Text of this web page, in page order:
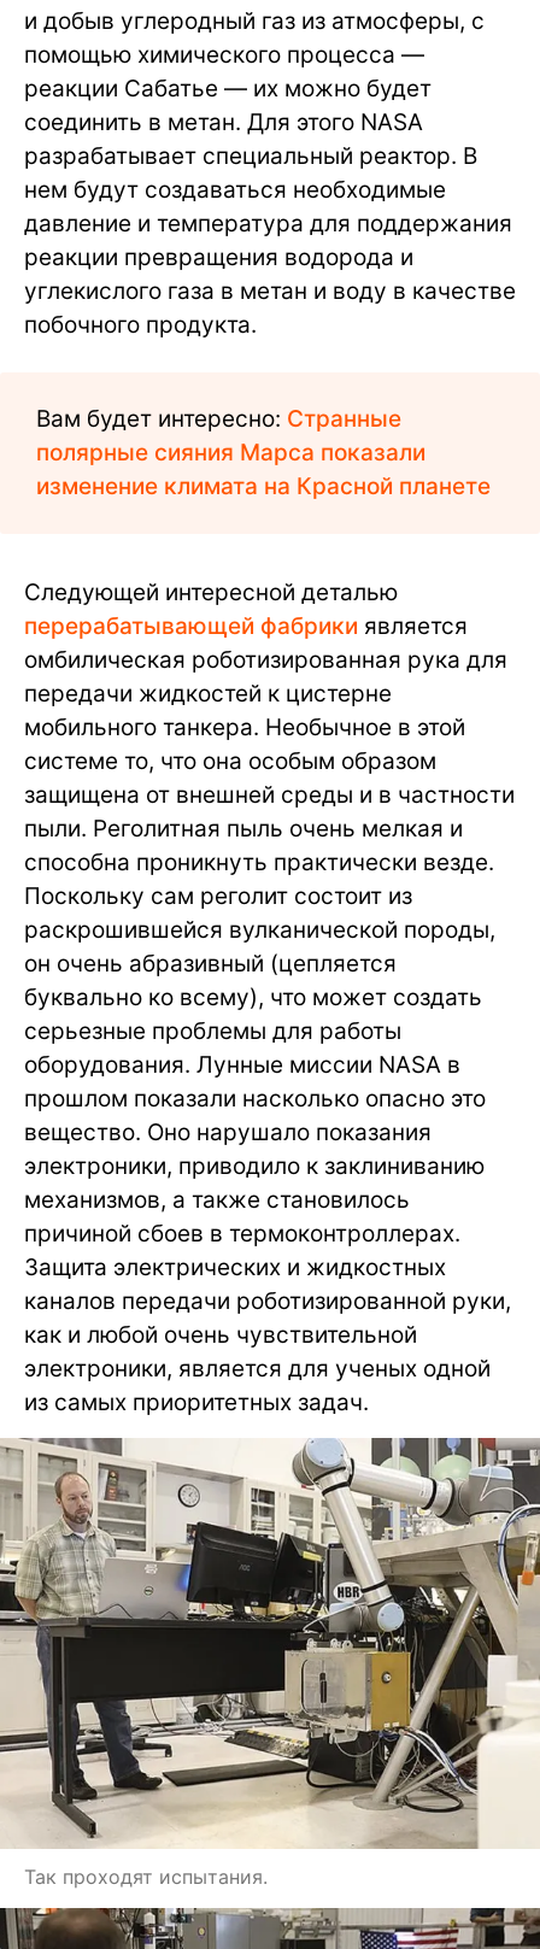
и добыв углеродный газ из атмосферы, с
помощью химического процесса —
реакции Сабатье — их можно будет
соединить в метан. Для этого NASA
разрабатывает специальный реактор. В
нем будут создаваться необходимые
давление и температура для поддержания
реакции превращения водорода и
углекислого газа в метан и воду в качестве
побочного продукта.
Вам будет интересно: Странные
полярные сияния Марса показали
изменение климата на Красной планете
Следующей интересной деталью
перерабатывающей фабрики является
омбилическая роботизированная рука для
передачи жидкостей к цистерне
мобильного танкера. Необычное в этой
системе то, что она особым образом
защищена от внешней среды и в частности
пыли. Реголитная пыль очень мелкая и
способна проникнуть практически везде.
Поскольку сам реголит состоит из
раскрошившейся вулканической породы,
он очень абразивный (цепляется
буквально ко всему), что может создать
серьезные проблемы для работы
оборудования. Лунные миссии NASA в
прошлом показали насколько опасно это
вещество. Оно нарушало показания
электроники, приводило к заклиниванию
механизмов, а также становилось
причиной сбоев в термоконтроллерах.
Защита электрических и жидкостных
каналов передачи роботизированной руки,
как и любой очень чувствительной
электроники, является для ученых одной
из самых приоритетных задач.
Так проходят испытания.